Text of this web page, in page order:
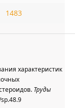
1483
характеристик
Труды